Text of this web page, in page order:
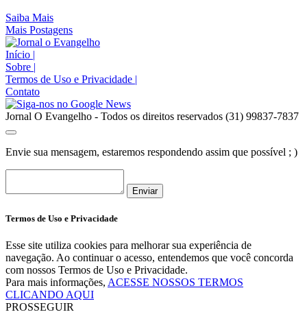
Saiba Mais
Mais Postagens
Início |
Sobre |
Termos de Uso e Privacidade |
Contato
Jornal O Evangelho - Todos os direitos reservados (31) 99837-7837
Envie sua mensagem, estaremos respondendo assim que possível ; )
Enviar
Termos de Uso e Privacidade
Esse site utiliza cookies para melhorar sua experiência de
navegação. Ao continuar o acesso, entendemos que você concorda
com nossos Termos de Uso e Privacidade.
Para mais informações, ACESSE NOSSOS TERMOS
CLICANDO AQUI
PROSSEGUIR